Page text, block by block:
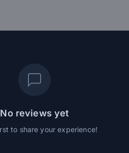
No reviews yet
to share your experience!